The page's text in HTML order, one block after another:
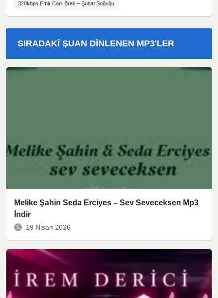
320kbps Emir Can İğrek – Şubat Soğuğu
SIRADAKI ŞUAN DINLENEN MP3'LER
Melike Şahin Seda Erciyes – Sev Seveceksen Mp3
İndir
19 Nisan 2026